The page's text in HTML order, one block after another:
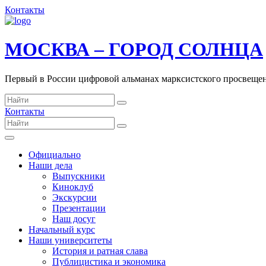
Контакты
МОСКВА – ГОРОД СОЛНЦА
Первый в России цифровой альманах марксистского
Контакты
Официально
Наши дела
Выпускники
Киноклуб
Экскурсии
Презентации
Наш досуг
Начальный курс
Наши университеты
История и ратная слава
Публицистика и экономика